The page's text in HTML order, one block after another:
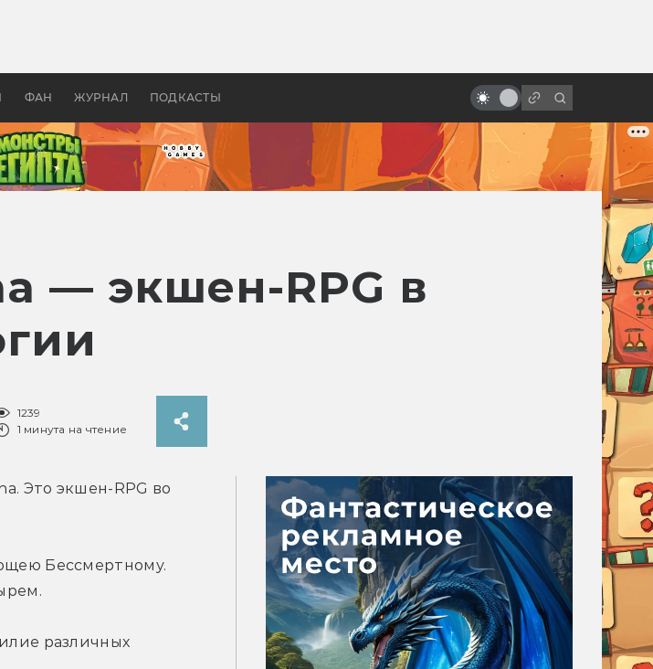
ФАН ЖУРНАЛ ПОДКАСТЫ
бы «Властелина колец»
кино
— экшен-RPG в
1239
1 минута на чтение
Это экшен-RPG во
Бессмертному.
различных